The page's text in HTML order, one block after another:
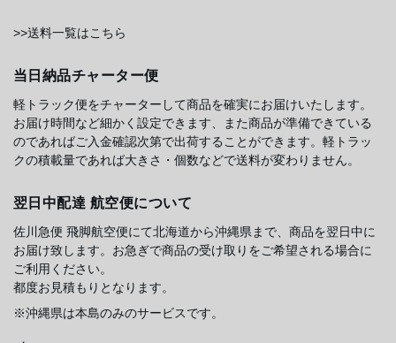
>>送料一覧はこちら
当日納品チャーター便
軽トラック便をチャーターして商品を確実にお届けいたします。
お届け時間など細かく設定できます、また商品が準備できている
のであればご入金確認次第で出荷することができます。軽トラッ
クの積載量であれば大きさ・個数などで送料が変わりません。
翌日中配達 航空便について
佐川急便 飛脚航空便にて北海道から沖縄県まで、商品を翌日中に
お届け致します。お急ぎで商品の受け取りをご希望される場合に
ご利用ください。
都度お見積もりとなります。
※沖縄県は本島のみのサービスです。